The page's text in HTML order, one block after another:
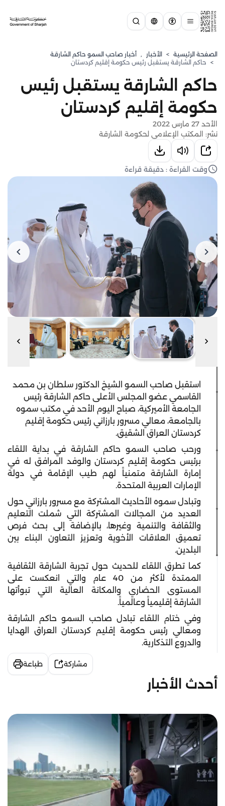
الصفحة الرئيسية > الأخبار , أخبار صاحب السمو حاكم الشارقة
> حاكم الشارقة يستقبل رئيس حكومة إقليم كردستان
حاكم الشارقة يستقبل رئيس
حكومة إقليم كردستان
الأحد 27 مارس 2022
نشر: المكتب الإعلامي لحكومة الشارقة
وقت القراءة : دقيقة قراءة
استقبل صاحب السمو الشيخ الدكتور سلطان بن محمد
القاسمي عضو المجلس الأعلى حاكم الشارقة رئيس
الجامعة الأميركية، صباح اليوم الأحد في مكتب سموه
بالجامعة، معالي مسرور بارزاني رئيس حكومة إقليم
كردستان العراق الشقيق.
ورحب صاحب السمو حاكم الشارقة في بداية اللقاء
برئيس حكومة إقليم كردستان والوفد المرافق له في
إمارة الشارقة متمنياً لهم طيب الإقامة في دولة
الإمارات العربية المتحدة.
وتبادل سموه الأحاديث المشتركة مع مسرور بارزاني حول
العديد من المجالات المشتركة التي شملت التعليم
والثقافة والتنمية وغيرها، بالإضافة إلى بحث فرص
تعميق العلاقات الأخوية وتعزيز التعاون البناء بين
البلدين.
كما تطرق اللقاء للحديث حول تجربة الشارقة الثقافية
الممتدة لأكثر من 40 عام والتي انعكست على
المستوى الحضاري والمكانة العالية التي تبوأتها
الشارقة إقليمياً وعالمياً.
وفي ختام اللقاء تبادل صاحب السمو حاكم الشارقة
ومعالي رئيس حكومة إقليم كردستان العراق الهدايا
والدروع التذكارية.
مشاركة طباعة
أحدث الأخبار